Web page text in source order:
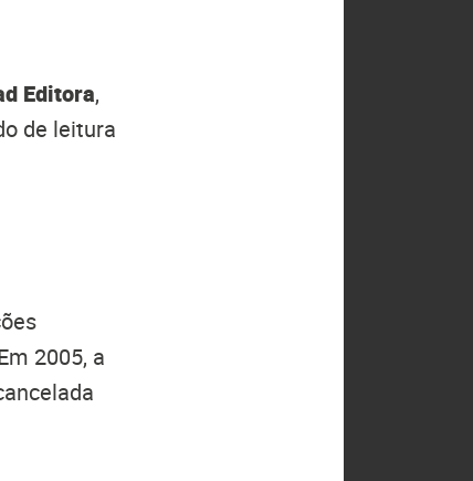
Editora,
de leitura
2005, a